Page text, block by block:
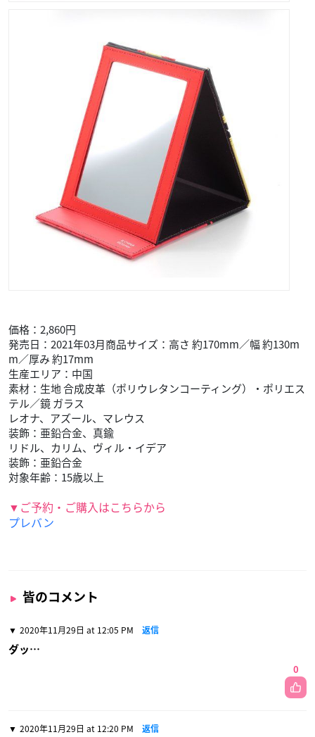
価格：2,860円
発売日：2021年03月商品サイズ：高さ 約170mm／幅 約130m
m／厚み 約17mm
生産エリア：中国
素材：生地 合成皮革（ポリウレタンコーティング）・ポリエス
テル／鏡 ガラス
レオナ、アズール、マレウス
装飾：亜鉛合金、真鍮
リドル、カリム、ヴィル・イデア
装飾：亜鉛合金
対象年齢：15歳以上
▼ご予約・ご購入はこちらから
プレバン
皆のコメント
2020年11月29日 at 12:05 PM 返信
ダッ…
0
2020年11月29日 at 12:20 PM 返信